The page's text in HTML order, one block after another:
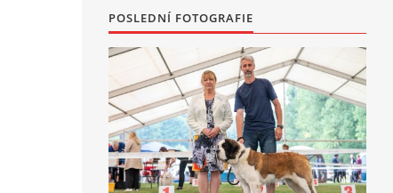
POSLEDNÍ FOTOGRAFIE